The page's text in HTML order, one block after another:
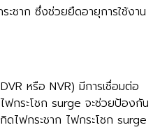
ชาก ซึ่งช่วยยืดอายุการใช้งาน
หรือ NVR) มีการเชื่อมต่อ
กระโชก surge จะช่วยป้องกัน
ไฟกระชาก ไฟกระโชก surge